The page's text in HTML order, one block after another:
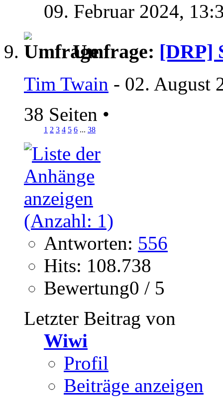
09. Februar 2024,
Umfrage: [DRP]
Tim Twain - 02. August
38 Seiten •
1 2 3 4 5 6 ... 38
Antworten: 556
Hits: 108.738
Bewertung0 / 5
Letzter Beitrag von
Wiwi
Profil
Beiträge anzeigen